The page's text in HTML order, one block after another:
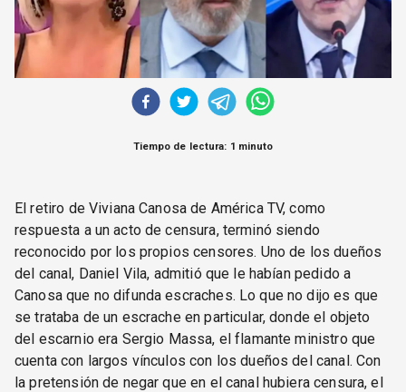
OPINIÓN
ALTAMIRA RESPONDE
Política Obrera Revista
CONTACTO
Tiempo de lectura: 1 minuto
El retiro de Viviana Canosa de América TV, como
respuesta a un acto de censura, terminó siendo
reconocido por los propios censores. Uno de los dueños
del canal, Daniel Vila, admitió que le habían pedido a
Canosa que no difunda escraches. Lo que no dijo es que
se trataba de un escrache en particular, donde el objeto
del escarnio era Sergio Massa, el flamante ministro que
cuenta con largos vínculos con los dueños del canal. Con
la pretensión de negar que en el canal hubiera censura, el